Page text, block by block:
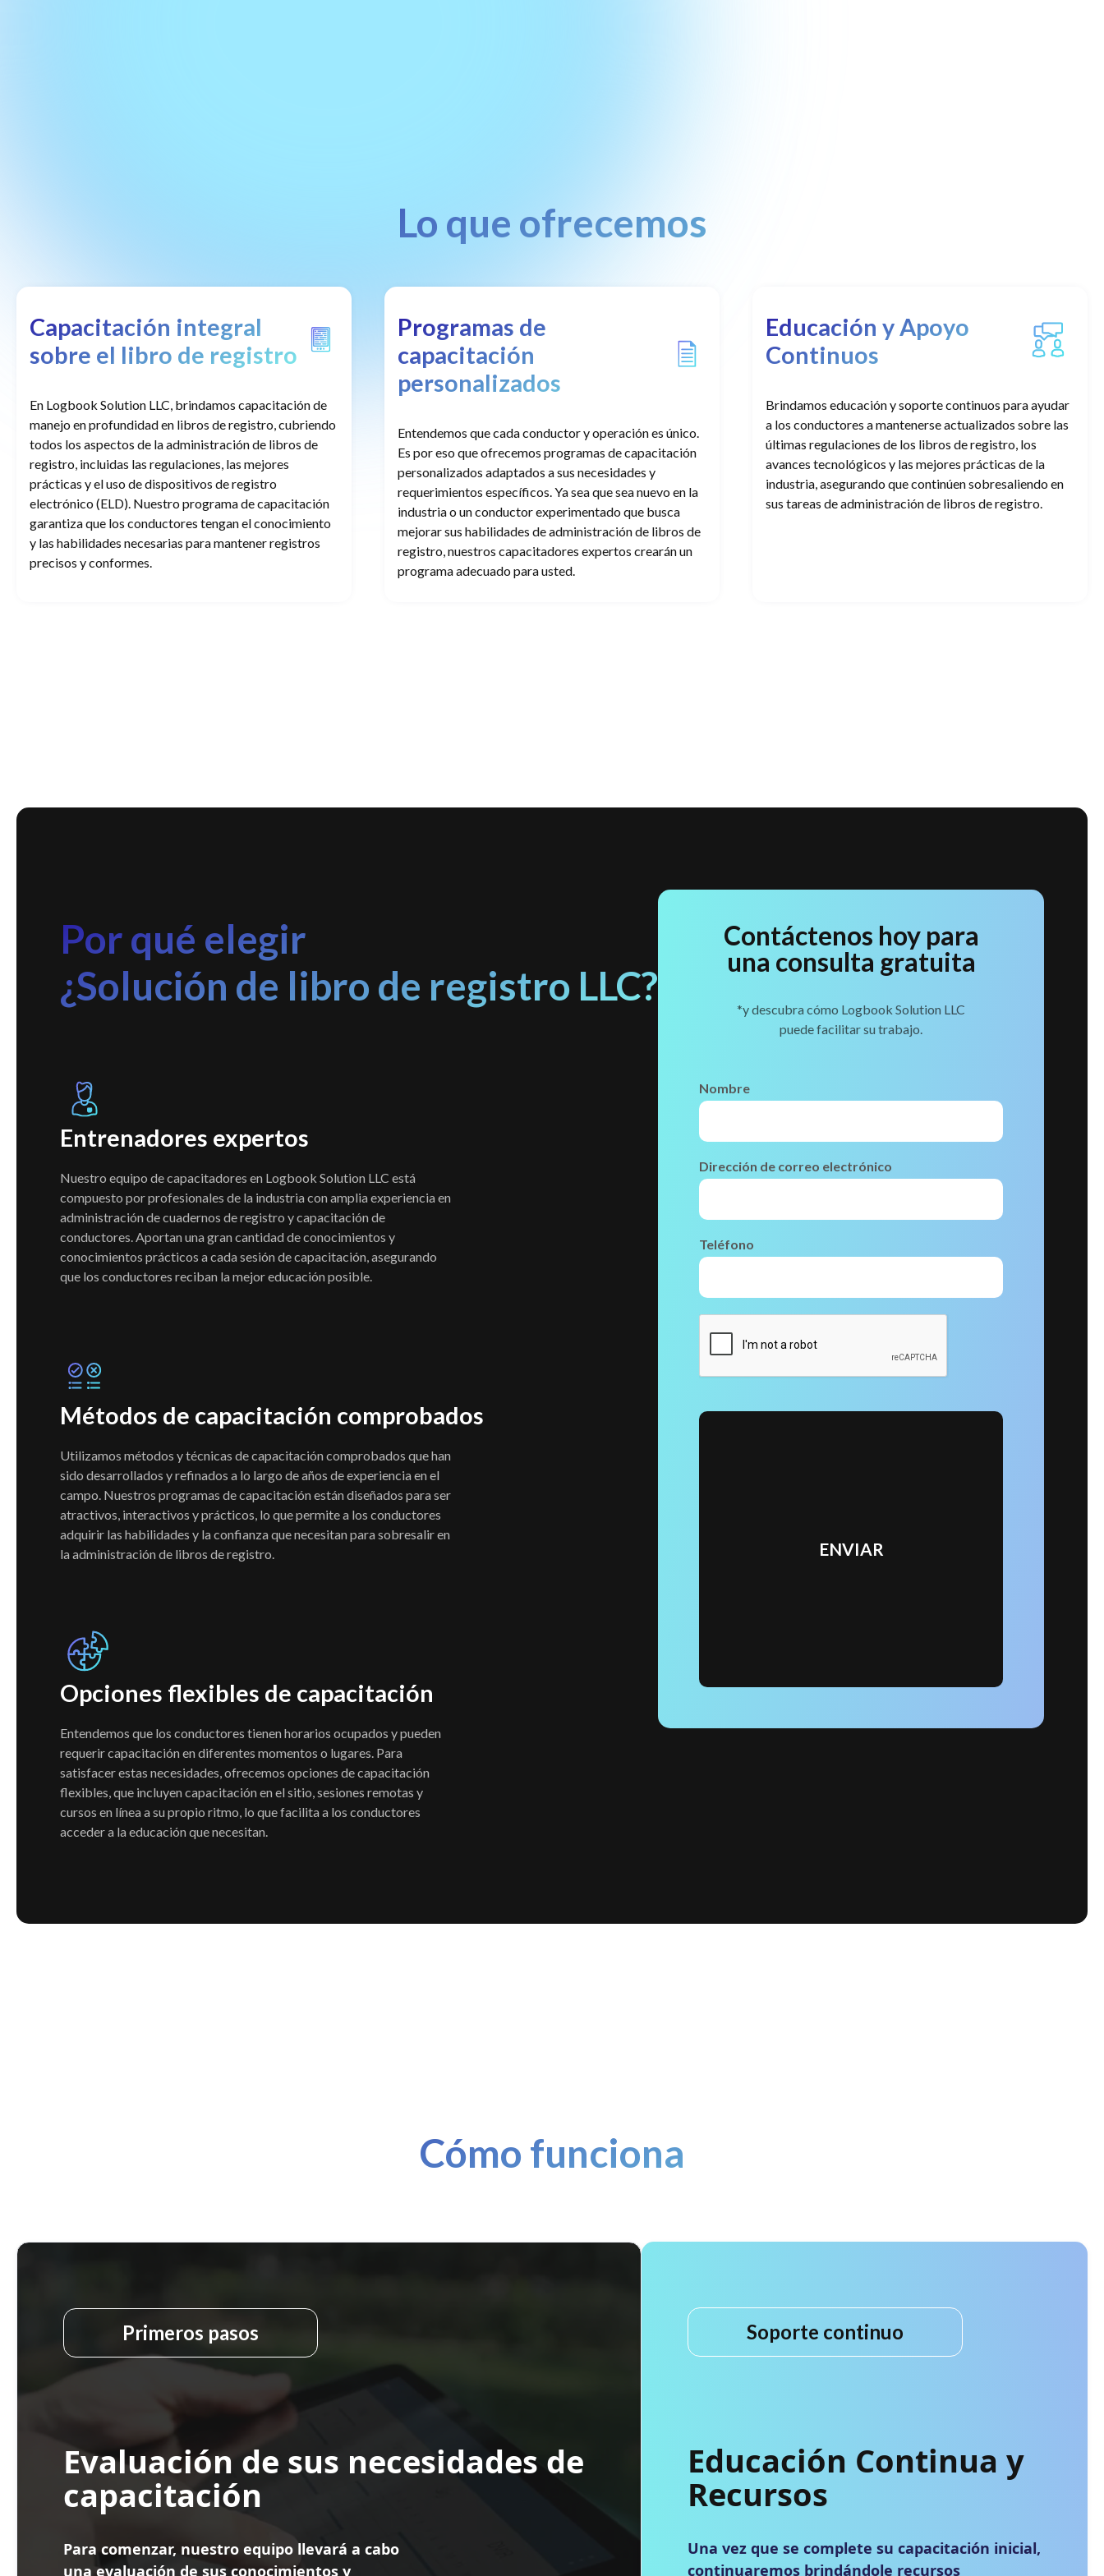
Lo que ofrecemos
Capacitación integral
sobre el libro de registro
En Logbook Solution LLC, brindamos capacitación de
manejo en profundidad en libros de registro, cubriendo
todos los aspectos de la administración de libros de
registro, incluidas las regulaciones, las mejores
prácticas y el uso de dispositivos de registro
electrónico (ELD). Nuestro programa de capacitación
garantiza que los conductores tengan el conocimiento
y las habilidades necesarias para mantener registros
precisos y conformes.
Programas de
capacitación
personalizados
Entendemos que cada conductor y operación es único.
Es por eso que ofrecemos programas de capacitación
personalizados adaptados a sus necesidades y
requerimientos específicos. Ya sea que sea nuevo en la
industria o un conductor experimentado que busca
mejorar sus habilidades de administración de libros de
registro, nuestros capacitadores expertos crearán un
programa adecuado para usted.
Educación y Apoyo
Continuos
Brindamos educación y soporte continuos para ayudar
a los conductores a mantenerse actualizados sobre las
últimas regulaciones de los libros de registro, los
avances tecnológicos y las mejores prácticas de la
industria, asegurando que continúen sobresaliendo en
sus tareas de administración de libros de registro.
Por qué elegir
¿Solución de libro de registro LLC?
Entrenadores expertos
Nuestro equipo de capacitadores en Logbook Solution LLC está
compuesto por profesionales de la industria con amplia experiencia en
administración de cuadernos de registro y capacitación de
conductores. Aportan una gran cantidad de conocimientos y
conocimientos prácticos a cada sesión de capacitación, asegurando
que los conductores reciban la mejor educación posible.
Métodos de capacitación comprobados
Utilizamos métodos y técnicas de capacitación comprobados que han
sido desarrollados y refinados a lo largo de años de experiencia en el
campo. Nuestros programas de capacitación están diseñados para ser
atractivos, interactivos y prácticos, lo que permite a los conductores
adquirir las habilidades y la confianza que necesitan para sobresalir en
la administración de libros de registro.
Opciones flexibles de capacitación
Entendemos que los conductores tienen horarios ocupados y pueden
requerir capacitación en diferentes momentos o lugares. Para
satisfacer estas necesidades, ofrecemos opciones de capacitación
flexibles, que incluyen capacitación en el sitio, sesiones remotas y
cursos en línea a su propio ritmo, lo que facilita a los conductores
acceder a la educación que necesitan.
Contáctenos hoy para
una consulta gratuita
*y descubra cómo Logbook Solution LLC
puede facilitar su trabajo.
Nombre
Dirección de correo electrónico
Teléfono
Cómo funciona
Primeros pasos
Evaluación de sus necesidades de
capacitación
Para comenzar, nuestro equipo llevará a cabo
una evaluación de sus conocimientos y
Soporte continuo
Educación Continua y
Recursos
Una vez que se complete su capacitación inicial,
continuaremos brindándole recursos